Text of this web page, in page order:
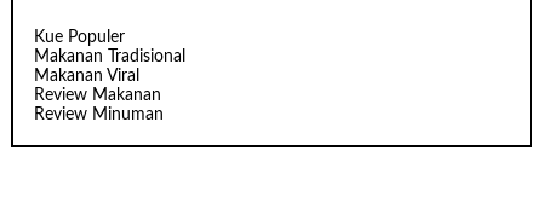
Kue Populer
Makanan Tradisional
Makanan Viral
Review Makanan
Review Minuman